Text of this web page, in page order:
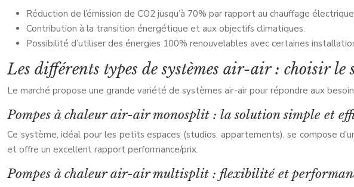
Réduction de l’émission de CO2 jusqu’à 70% par rapport au chauffage
Contribution à la transition énergétique et aux objectifs climatiques.
Possibilité d’utiliser des énergies 100% renouvelables avec certaines
Les différents types de systèmes air-air : choisir le
Le marché propose une grande variété de systèmes air-air pour répondre aux
Pompes à chaleur air-air monosplit : la solution simple et
Ce système, idéal pour les petits espaces (studios, appartements), se compose
et offre un excellent rapport performance/prix.
Pompes à chaleur air-air multisplit : flexibilité et